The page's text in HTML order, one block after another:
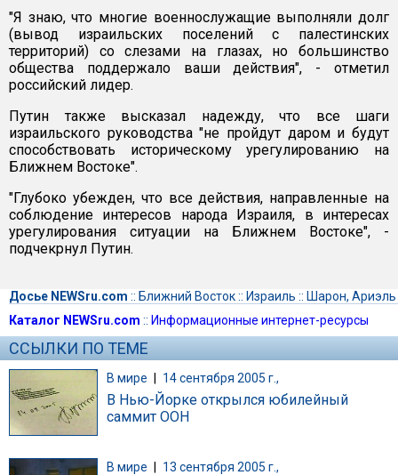
"Я знаю, что многие военнослужащие выполняли долг
(вывод израильских поселений с палестинских
территорий) со слезами на глазах, но большинство
общества поддержало ваши действия", - отметил
российский лидер.
Путин также высказал надежду, что все шаги
израильского руководства "не пройдут даром и будут
способствовать историческому урегулированию на
Ближнем Востоке".
"Глубоко убежден, что все действия, направленные на
соблюдение интересов народа Израиля, в интересах
урегулирования ситуации на Ближнем Востоке", -
подчекрнул Путин.
Досье NEWSru.com :: Ближний Восток:: Израиль :: Шарон, Ариэль
Каталог NEWSru.com :: Информационные интернет-ресурсы
ССЫЛКИ ПО ТЕМЕ
В мире | 14 сентября 2005 г.,
В Нью-Йорке открылся юбилейный
саммит ООН
В мире 13 сентября 2005 г.,